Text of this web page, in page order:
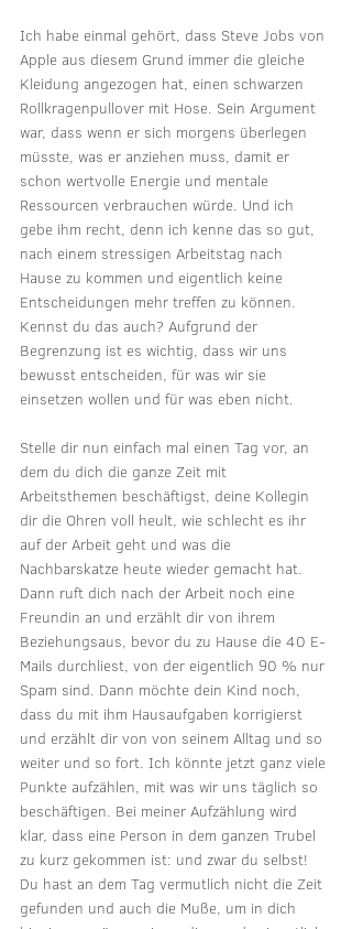
Ich habe einmal gehört, dass Steve Jobs von
Apple aus diesem Grund immer die gleiche
Kleidung angezogen hat, einen schwarzen
Rollkragenpullover mit Hose. Sein Argument
war, dass wenn er sich morgens überlegen
müsste, was er anziehen muss, damit er
schon wertvolle Energie und mentale
Ressourcen verbrauchen würde. Und ich
gebe ihm recht, denn ich kenne das so gut,
nach einem stressigen Arbeitstag nach
Hause zu kommen und eigentlich keine
Entscheidungen mehr treffen zu können.
Kennst du das auch? Aufgrund der
Begrenzung ist es wichtig, dass wir uns
bewusst entscheiden, für was wir sie
einsetzen wollen und für was eben nicht.
Stelle dir nun einfach mal einen Tag vor, an
dem du dich die ganze Zeit mit
Arbeitsthemen beschäftigst, deine Kollegin
dir die Ohren voll heult, wie schlecht es ihr
auf der Arbeit geht und was die
Nachbarskatze heute wieder gemacht hat.
Dann ruft dich nach der Arbeit noch eine
Freundin an und erzählt dir von ihrem
Beziehungsaus, bevor du zu Hause die 40 E-
Mails durchliest, von der eigentlich 90 % nur
Spam sind. Dann möchte dein Kind noch,
dass du mit ihm Hausaufgaben korrigierst
und erzählt dir von von seinem Alltag und so
weiter und so fort. Ich könnte jetzt ganz viele
Punkte aufzählen, mit was wir uns täglich so
beschäftigen. Bei meiner Aufzählung wird
klar, dass eine Person in dem ganzen Trubel
zu kurz gekommen ist: und zwar du selbst!
Du hast an dem Tag vermutlich nicht die Zeit
gefunden und auch die Muße, um in dich